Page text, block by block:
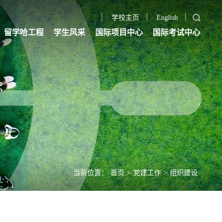
学校主页 English
留学哈工程 学生风采 国际项目中心 国际考试中心
当前位置： 首页 > 党建工作 > 组织建设